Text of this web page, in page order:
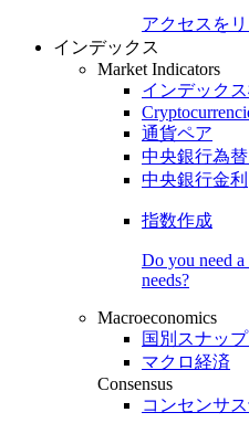
アクセスを
インデックス
Market Indicators
インデック
通貨ペア
中央銀行為替
中央銀行金利
指数作成
Do you need
needs?
Macroeconomics
国別スナッ
マクロ経済
Consensus
コンセンサ